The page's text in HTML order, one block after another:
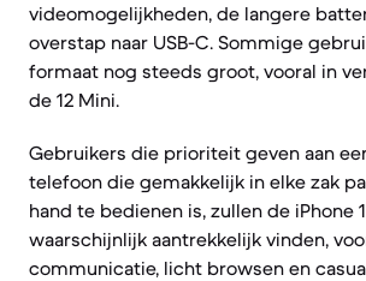
videomogelijkheden, de langere
overstap naar USB-C. Sommige
formaat nog steeds groot, vooral in
de 12 Mini.
Gebruikers die prioriteit geven aan
telefoon die gemakkelijk in elke zak
hand te bedienen is, zullen de iPhone
waarschijnlijk aantrekkelijk vinden,
communicatie, licht browsen en